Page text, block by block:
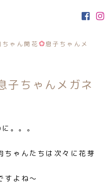
ちゃん開花
息子ちゃんメ
子ちゃんメガネ
。。。
ちゃんたちは次々に花芽
すよね〜